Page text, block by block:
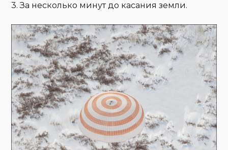
3. За несколько минут до касания земли.